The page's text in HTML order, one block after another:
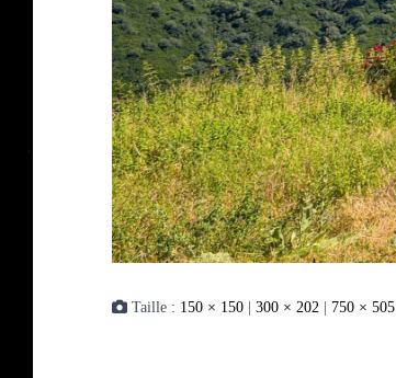
Taille : 150 × 150 300 × 202 750 × 505